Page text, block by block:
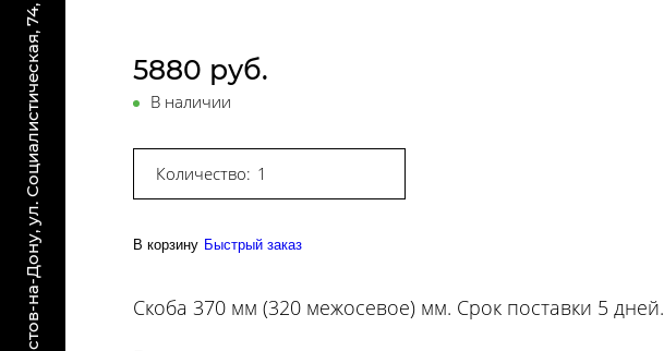
г. Ростов-на-Дону, ул. Социалистическая, 74, офис 214 5880 руб.
В наличии
Количество:
В корзину Быстрый заказ
Cкоба 370 мм (320 межосевое) мм. Срок поставки 5 дней.